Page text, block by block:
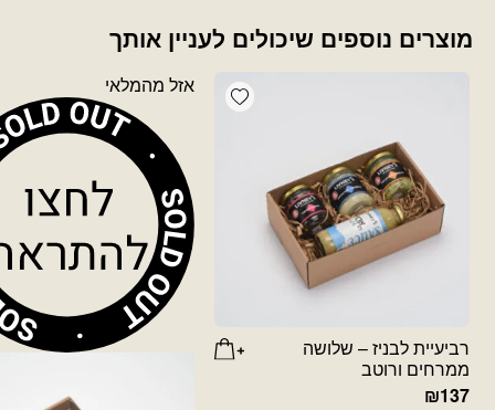
מוצרים נוספים שיכולים לעניין אותך
Add wishlist
רביעיית לבניז – שלושה
ממרחים ורוטב
₪137
אזל מהמלאי